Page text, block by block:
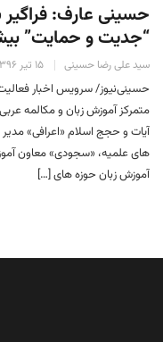
حسینی عارف:
“جدیت و حمایت”
سید علی رضا حسینی ۱۵ تیر ۱۳۹۶
حسینی‌نیوز/ سرویس اخبار
آیات و حجج اسلام «اعرافی»
های علمیه، «سجودی» معاون
آموزش زبان حوزه های […]